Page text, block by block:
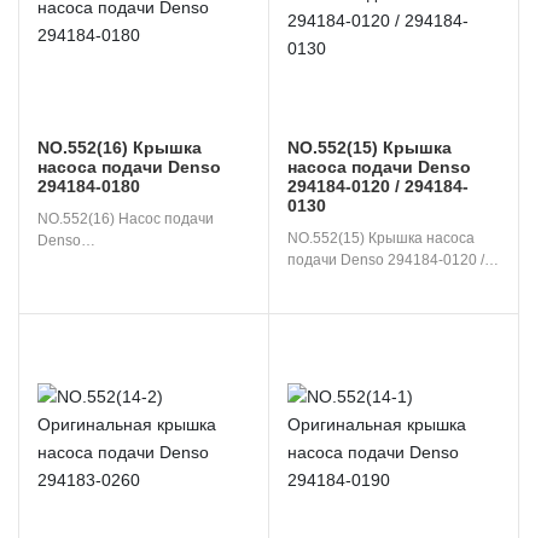
NO.552(16) Крышка
насоса подачи Denso
294184-0180
NO.552(16) Насос подачи
Denso
NO.552(15) Крышка
насоса подачи Denso
294184-0120 / 294184-
0130
NO.552(15) Крышка насоса
подачи Denso 294184-0120 /